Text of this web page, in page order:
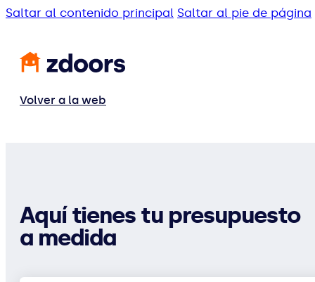
Saltar al contenido principal Saltar al pie de página
Volver a la web
Aquí tienes tu presupuesto
a medida